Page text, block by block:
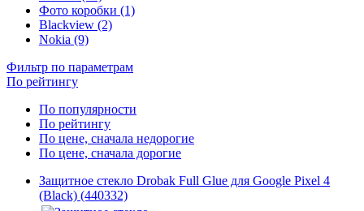
Фото коробки (1)
Blackview (2)
Nokia (9)
Фильтр по параметрам
По рейтингу
По популярности
По рейтингу
По цене, сначала недорогие
По цене, сначала дорогие
Защитное стекло Drobak Full Glue для Google Pixel 4
(Black) (440332)